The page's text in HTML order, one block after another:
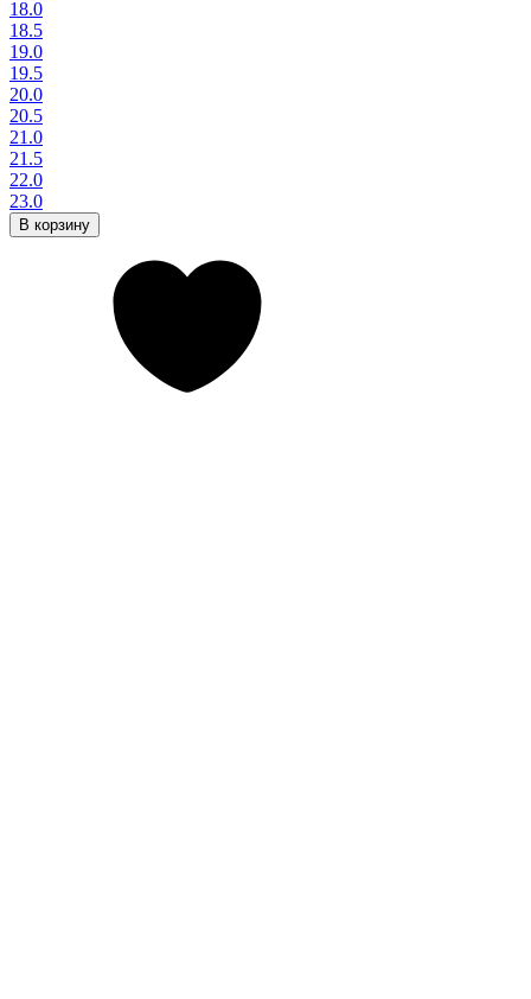
18.0
18.5
19.0
19.5
20.0
20.5
21.0
21.5
22.0
23.0
В корзину